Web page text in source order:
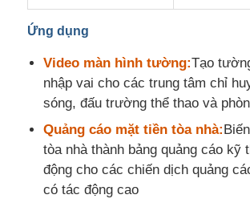
Ứng dụng
Video màn hình tường:Tạo
nhập vai cho các trung tâm chỉ
sóng, đấu trường thể thao và
Quảng cáo mặt tiền tòa nhà:
tòa nhà thành bảng quảng cáo kỹ
động cho các chiến dịch quảng
có tác động cao